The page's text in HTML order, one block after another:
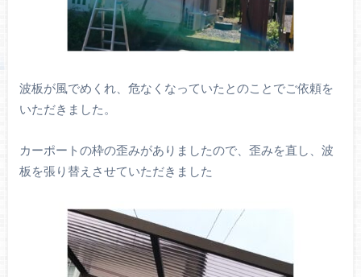
波板が風でめくれ、危なくなっていたとのことでご依頼を
いただきました。
カーポートの枠の歪みがありましたので、歪みを直し、波
板を張り替えさせていただきました